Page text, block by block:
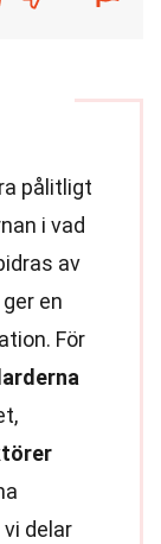
pålitligt
i vad
av
en
För
delar